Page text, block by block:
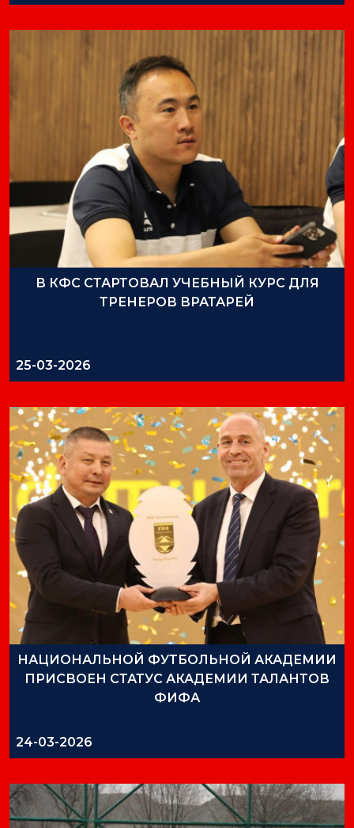
В КФС СТАРТОВАЛ УЧЕБНЫЙ КУРС ДЛЯ
ТРЕНЕРОВ ВРАТАРЕЙ
25-03-2026
НАЦИОНАЛЬНОЙ ФУТБОЛЬНОЙ АКАДЕМИИ
ПРИСВОЕН СТАТУС АКАДЕМИИ ТАЛАНТОВ
ФИФА
24-03-2026